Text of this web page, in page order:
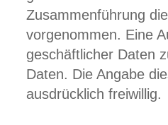
Zusammenführung
vorgenommen. Eine
geschäftlicher Daten
Daten. Die Angabe
ausdrücklich freiwillig.